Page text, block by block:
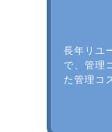
長年リユ
で、管理
た管理コ